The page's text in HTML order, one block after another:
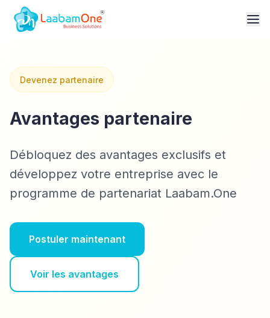
Devenez partenaire
Avantages partenaire
Débloquez des avantages exclusifs et
développez votre entreprise avec le
programme de partenariat Laabam.One
Postuler maintenant
Voir les avantages